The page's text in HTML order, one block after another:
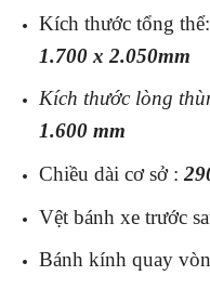
Kích thước tổng thể:
1.700 x 2.050mm
Kích thước lòng
1.600 mm
Chiều dài cơ sở :
Vệt bánh xe trước
Bánh kính quay